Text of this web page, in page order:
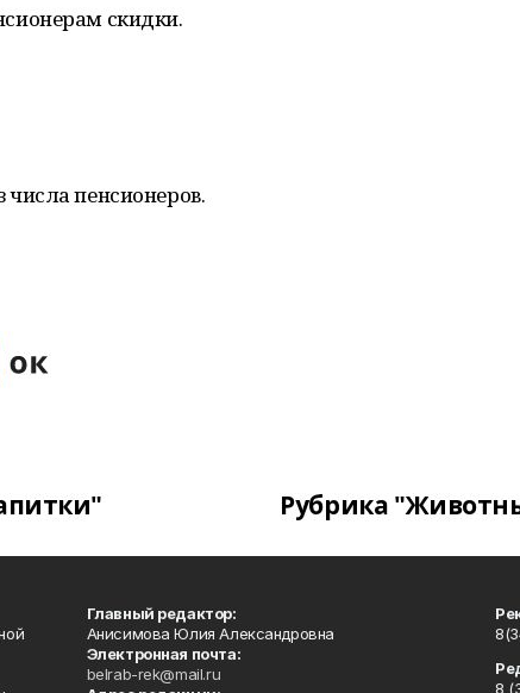
скидки.
числа пенсионеров.
Рубрика
Главный редактор:
Анисимова Юлия Александровна
Электронная почта:
belrab-rek@mail.ru
8